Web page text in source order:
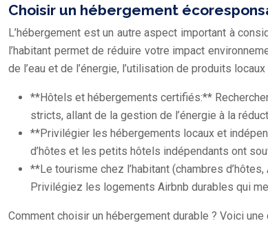
Choisir un hébergement
L’hébergement est un autre aspect important à
l’habitant permet de réduire votre impact
de l’eau et de l’énergie, l’utilisation de produits
**Hôtels et hébergements certifiés:**
stricts, allant de la gestion de l’énergie à la
**Privilégier les hébergements locaux et
d’hôtes et les petits hôtels indépendants ont
**Le tourisme chez l’habitant (chambres
Privilégiez les logements Airbnb durables qui
Comment choisir un hébergement durable ? Voici